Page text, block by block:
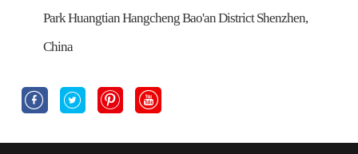
Park Huangtian Hangcheng Bao'an District Shenzhen,
China
   